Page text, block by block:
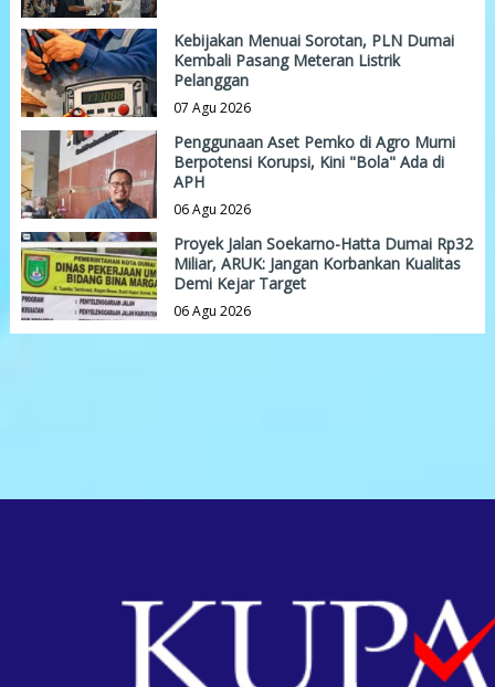
Kebijakan Menuai Sorotan, PLN Dumai
Kembali Pasang Meteran Listrik
Pelanggan
07 Agu 2026
Penggunaan Aset Pemko di Agro Murni
Berpotensi Korupsi, Kini "Bola" Ada di
APH
06 Agu 2026
Proyek Jalan Soekarno-Hatta Dumai Rp32
Miliar, ARUK: Jangan Korbankan Kualitas
Demi Kejar Target
06 Agu 2026